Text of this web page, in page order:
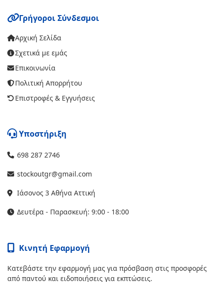
Γρήγοροι Σύνδεσμοι
Αρχική Σελίδα
Σχετικά με εμάς
Επικοινωνία
Πολιτική Απορρήτου
Επιστροφές & Εγγυήσεις
Υποστήριξη
698 287 2746
stockoutgr@gmail.com
Ιάσονος 3 Αθήνα Αττική
Δευτέρα - Παρασκευή: 9:00 - 18:00
Κινητή Εφαρμογή
Κατεβάστε την εφαρμογή μας για πρόσβαση στις προσφορές
από παντού και ειδοποιήσεις για εκπτώσεις.